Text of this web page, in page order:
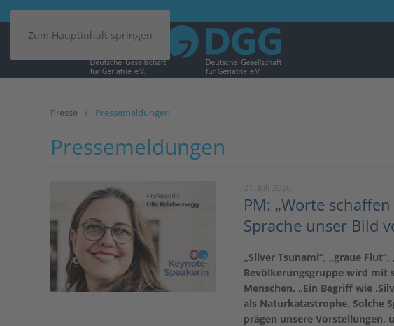
Zum Hauptinhalt springen
Presse Pressemeldungen
Pressemeldungen
PM: „Worte
Sprache unser Bild
„Silver Tsunami“, „graue
Bevölkerungsgruppe wird mit
Menschen. „Ein Begriff wie
als Naturkatastrophe. Solche
prägen unsere Vorstellungen,